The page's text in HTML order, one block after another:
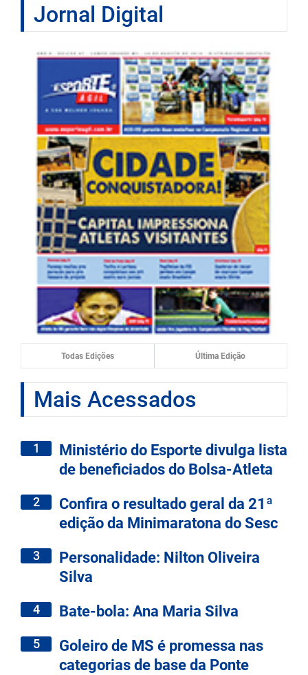
Jornal Digital
Todas Edições Última Edição
Mais Acessados
1
Ministério do Esporte divulga lista
de beneficiados do Bolsa-Atleta
2
Confira o resultado geral da 21ª
edição da Minimaratona do Sesc
3
Personalidade: Nilton Oliveira
Silva
4 Bate-bola: Ana Maria Silva
5
Goleiro de MS é promessa nas
categorias de base da Ponte